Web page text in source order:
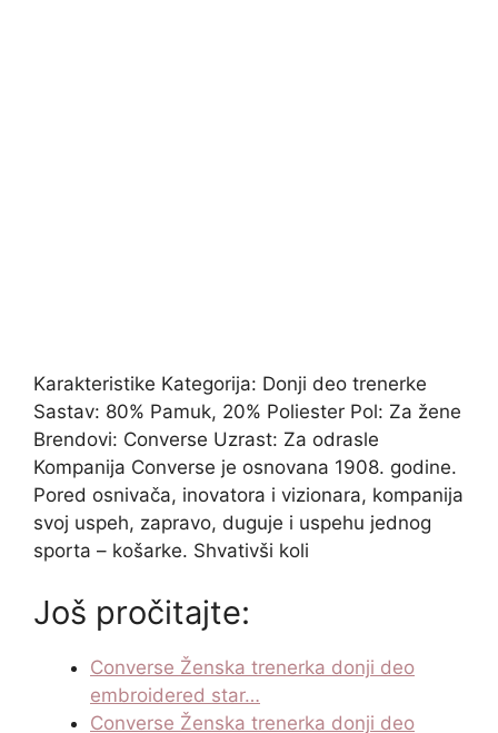
Karakteristike Kategorija: Donji deo trenerke
Sastav: 80% Pamuk, 20% Poliester Pol: Za žene
Brendovi: Converse Uzrast: Za odrasle
Kompanija Converse je osnovana 1908. godine.
Pored osnivača, inovatora i vizionara, kompanija
svoj uspeh, zapravo, duguje i uspehu jednog
sporta – košarke. Shvativši koli
Još pročitajte:
Converse Ženska trenerka donji deo
embroidered star…
Converse Ženska trenerka donji deo